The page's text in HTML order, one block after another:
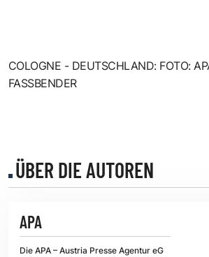
COLOGNE - DEUTSCHLAND: FOTO:
FASSBENDER
ÜBER DIE AUTOREN
APA
Die APA – Austria Presse Agentur eG